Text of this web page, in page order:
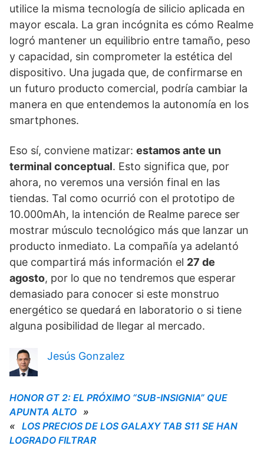
utilice la misma tecnología de silicio aplicada en
mayor escala. La gran incógnita es cómo Realme
logró mantener un equilibrio entre tamaño, peso
y capacidad, sin comprometer la estética del
dispositivo. Una jugada que, de confirmarse en
un futuro producto comercial, podría cambiar la
manera en que entendemos la autonomía en los
smartphones.
Eso sí, conviene matizar: estamos ante un
terminal conceptual. Esto significa que, por
ahora, no veremos una versión final en las
tiendas. Tal como ocurrió con el prototipo de
10.000mAh, la intención de Realme parece ser
mostrar músculo tecnológico más que lanzar un
producto inmediato. La compañía ya adelantó
que compartirá más información el 27 de
agosto, por lo que no tendremos que esperar
demasiado para conocer si este monstruo
energético se quedará en laboratorio o si tiene
alguna posibilidad de llegar al mercado.
Jesús Gonzalez
HONOR GT 2: EL PRÓXIMO “SUB-INSIGNIA” QUE
APUNTA ALTO »
« LOS PRECIOS DE LOS GALAXY TAB S11 SE HAN
LOGRADO FILTRAR